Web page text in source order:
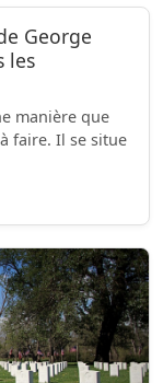
George
les
manière que
faire. Il se situe